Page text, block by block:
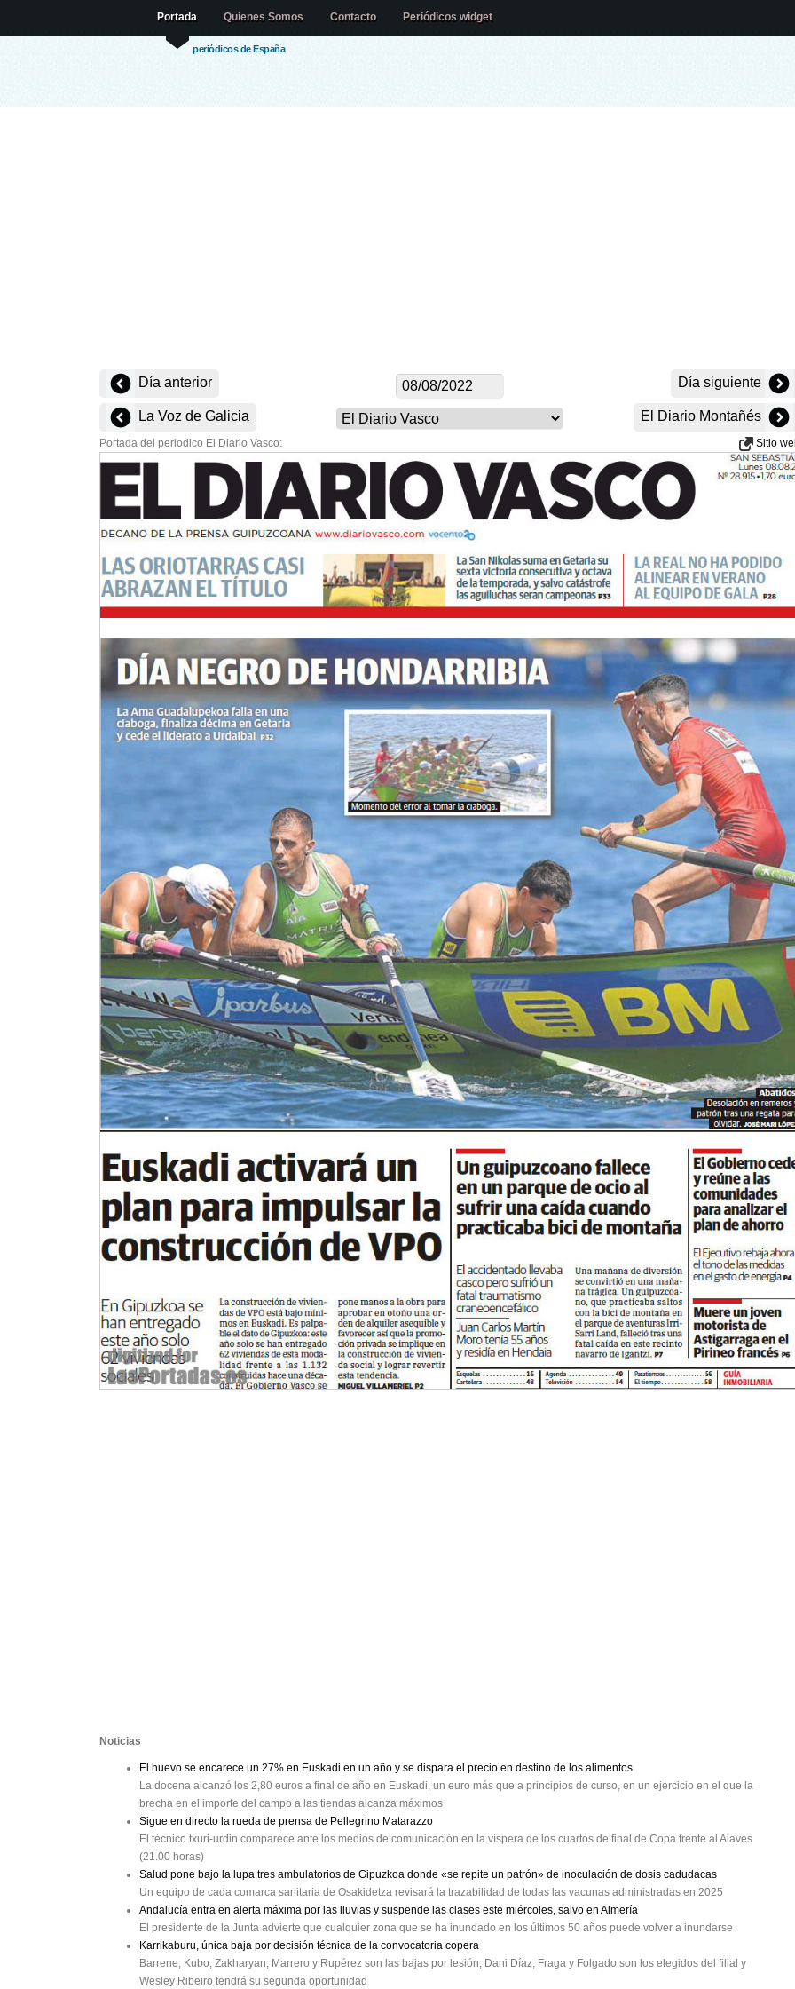
periódicos de España
Portada Quienes Somos Contacto Periódicos widget
Día anterior Día siguiente
La Voz de Galicia El Diario Montañés
Portada del periodico El Diario Vasco: Sitio
Noticias
El huevo se encarece un 27% en Euskadi en un año y se dispara el precio en destino de los alimentos
La docena alcanzó los 2,80 euros a final de año en Euskadi, un euro más que a principios de curso, en un ejercicio en el que la
brecha en el importe del campo a las tiendas alcanza máximos
Sigue en directo la rueda de prensa de Pellegrino Matarazzo
El técnico txuri-urdin comparece ante los medios de comunicación en la víspera de los cuartos de final de Copa frente al Alavés
(21.00 horas)
Salud pone bajo la lupa tres ambulatorios de Gipuzkoa donde «se repite un patrón» de inoculación de dosis cadudacas
Un equipo de cada comarca sanitaria de Osakidetza revisará la trazabilidad de todas las vacunas administradas en 2025
Andalucía entra en alerta máxima por las lluvias y suspende las clases este miércoles, salvo en Almería
El presidente de la Junta advierte que cualquier zona que se ha inundado en los últimos 50 años puede volver a inundarse
Karrikaburu, única baja por decisión técnica de la convocatoria copera
Barrene, Kubo, Zakharyan, Marrero y Rupérez son las bajas por lesión, Dani Díaz, Fraga y Folgado son los elegidos del filial y
Wesley Ribeiro tendrá su segunda oportunidad